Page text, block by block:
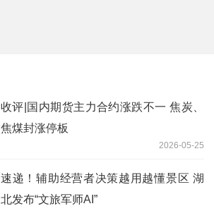
收评|国内期货主力合约涨跌不一 焦炭、
焦煤封涨停板
2026-05-25
速递！辅助经营者决策越用越懂景区 湖
北发布“文旅军师AI”